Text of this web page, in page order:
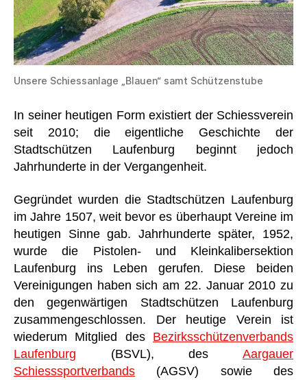
Unsere Schiessanlage „Blauen“ samt Schützenstube
In seiner heutigen Form existiert der Schiessverein
seit 2010; die eigentliche Geschichte der
Stadtschützen Laufenburg beginnt jedoch
Jahrhunderte in der Vergangenheit.
Gegründet wurden die Stadtschützen Laufenburg
im Jahre 1507, weit bevor es überhaupt Vereine im
heutigen Sinne gab. Jahrhunderte später, 1952,
wurde die Pistolen- und Kleinkalibersektion
Laufenburg ins Leben gerufen. Diese beiden
Vereinigungen haben sich am 22. Januar 2010 zu
den gegenwärtigen Stadtschützen Laufenburg
zusammengeschlossen. Der heutige Verein ist
wiederum Mitglied des Bezirksschützenverbands
Laufenburg (BSVL), des Aargauer
Schiesssportverbands (AGSV) sowie des